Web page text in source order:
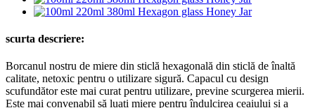
scurta descriere:
Borcanul nostru de miere din sticlă hexagonală din sticlă de înaltă
calitate, netoxic pentru o utilizare sigură. Capacul cu design
scufundător este mai curat pentru utilizare, previne scurgerea mierii.
Este mai convenabil să luați miere pentru îndulcirea ceaiului și a